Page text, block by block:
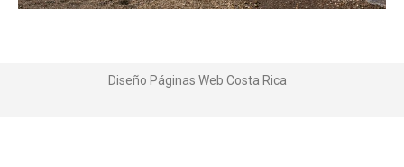
Diseño Páginas Web Costa Rica